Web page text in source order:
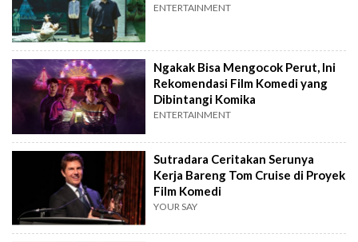
ENTERTAINMENT
Ngakak Bisa Mengocok Perut, Ini
Rekomendasi Film Komedi yang
Dibintangi Komika
ENTERTAINMENT
Sutradara Ceritakan Serunya
Kerja Bareng Tom Cruise di Proyek
Film Komedi
YOUR SAY